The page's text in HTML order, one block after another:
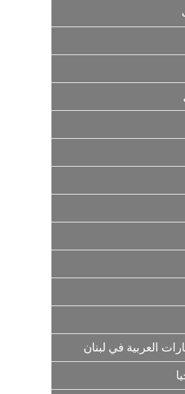
العربية في لبنان